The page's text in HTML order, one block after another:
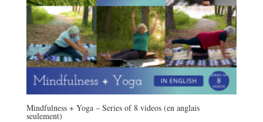
Mindfulness + Yoga – Series of 8 videos (en anglais
seulement)